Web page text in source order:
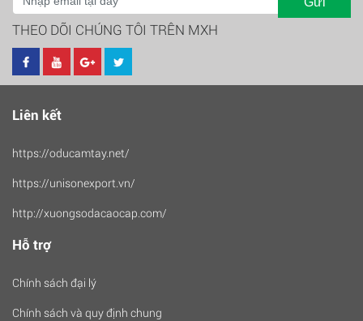
THEO DÕI CHÚNG TÔI TRÊN MXH
Liên kết
https://oducamtay.net/
https://unisonexport.vn/
http://xuongsodacaocap.com/
Hỗ trợ
Chính sách đại lý
Chính sách và quy định chung